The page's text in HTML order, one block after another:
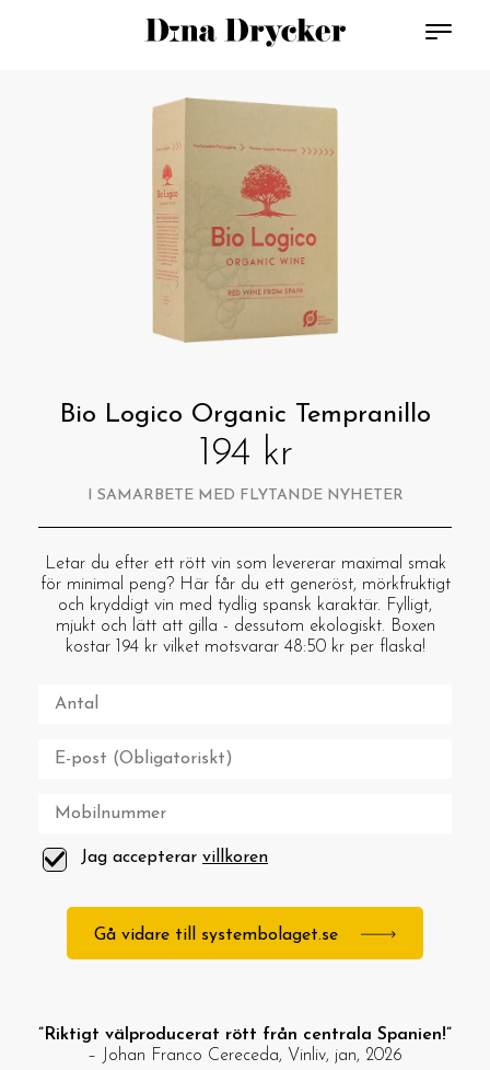
Bio Logico Organic Tempranillo
194 kr
I SAMARBETE MED FLYTANDE NYHETER
Letar du efter ett rött vin som levererar maximal smak
för minimal peng? Här får du ett generöst, mörkfruktigt
och kryddigt vin med tydlig spansk karaktär. Fylligt,
mjukt och lätt att gilla - dessutom ekologiskt. Boxen
kostar 194 kr vilket motsvarar 48:50 kr per flaska!
Jag accepterar villkoren
Gå vidare till systembolaget.se
”Riktigt välproducerat rött från centrala Spanien!”
– Johan Franco Cereceda, Vinliv, jan, 2026